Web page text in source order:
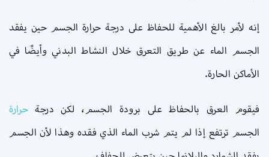
إنه لأمر بالغ الأهمية للحفاظ على درجة حرارة الجسم حين يفقد
الجسم الماء عن طريق التعرق خلال النشاط البدني وأيضًا في
الأماكن الحارة.
فيقوم العرق بالحفاظ على برودة الجسم، لكن درجة حرارة
الجسم ترتفع إذا لم يتم شرب الماء الذي فقده وهذا لأن الجسم